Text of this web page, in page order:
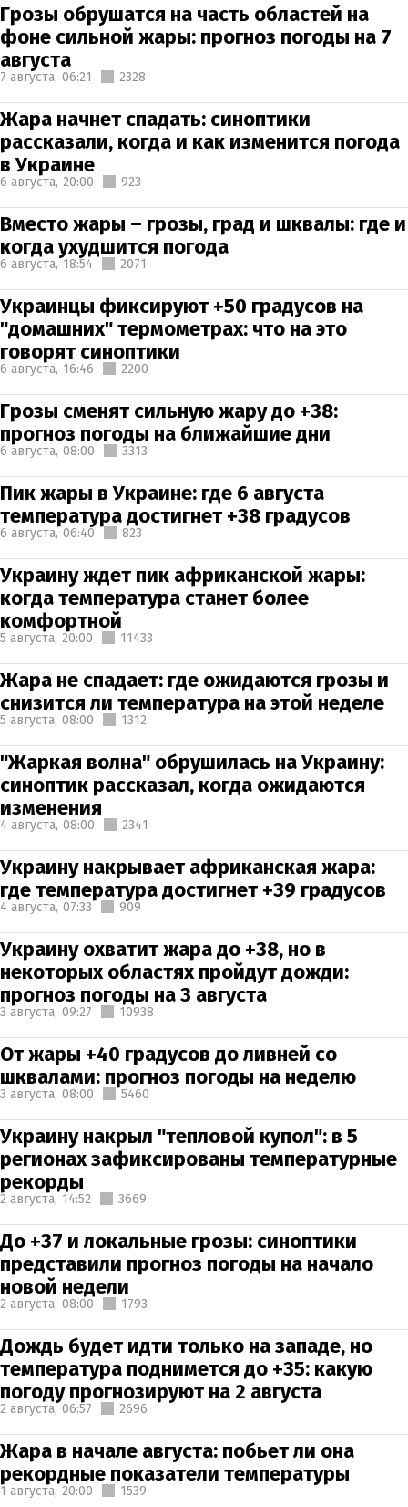
Грозы обрушатся на часть областей на
фоне сильной жары: прогноз погоды на 7
августа
7 августа, 06:21 2328
Жара начнет спадать: синоптики
рассказали, когда и как изменится погода
в Украине
6 августа, 20:00 923
Вместо жары – грозы, град и шквалы: где и
когда ухудшится погода
6 августа, 18:54 2071
Украинцы фиксируют +50 градусов на
"домашних" термометрах: что на это
говорят синоптики
6 августа, 16:46 2200
Грозы сменят сильную жару до +38:
прогноз погоды на ближайшие дни
6 августа, 08:00 3313
Пик жары в Украине: где 6 августа
температура достигнет +38 градусов
6 августа, 06:40 823
Украину ждет пик африканской жары:
когда температура станет более
комфортной
5 августа, 20:00 11433
Жара не спадает: где ожидаются грозы и
снизится ли температура на этой неделе
5 августа, 08:00 1312
"Жаркая волна" обрушилась на Украину:
синоптик рассказал, когда ожидаются
изменения
4 августа, 08:00 2341
Украину накрывает африканская жара:
где температура достигнет +39 градусов
4 августа, 07:33 909
Украину охватит жара до +38, но в
некоторых областях пройдут дожди:
прогноз погоды на 3 августа
3 августа, 09:27 10938
От жары +40 градусов до ливней со
шквалами: прогноз погоды на неделю
3 августа, 08:00 5460
Украину накрыл "тепловой купол": в 5
регионах зафиксированы температурные
рекорды
2 августа, 14:52 3669
До +37 и локальные грозы: синоптики
представили прогноз погоды на начало
новой недели
2 августа, 08:00 1793
Дождь будет идти только на западе, но
температура поднимется до +35: какую
погоду прогнозируют на 2 августа
2 августа, 06:57 2696
Жара в начале августа: побьет ли она
рекордные показатели температуры
1 августа, 20:00 1539